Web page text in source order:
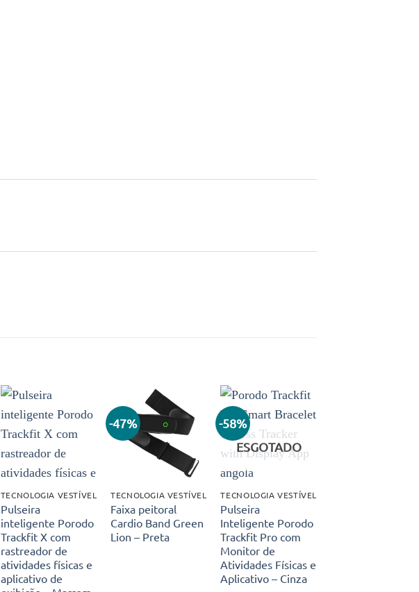
Adicionar
aos meus
desejos
TECNOLOGIA VESTÍVEL
Pulseira
inteligente Porodo
Trackfit X com
rastreador de
atividades físicas e
aplicativo de
-47%
Adicionar
aos meus
desejos
TECNOLOGIA VESTÍVEL
Faixa peitoral
Cardio Band Green
Lion – Preta
-58%
Adicionar
aos meus
desejos
ESGOTADO
TECNOLOGIA VESTÍVEL
Pulseira
Inteligente Porodo
Trackfit Pro com
Monitor de
Atividades Físicas e
Aplicativo – Cinza